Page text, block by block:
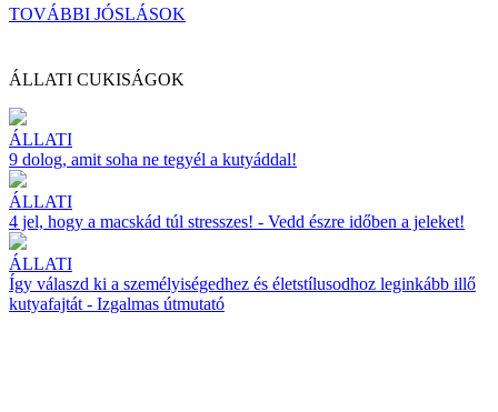
TOVÁBBI JÓSLÁSOK
ÁLLATI CUKISÁGOK
ÁLLATI
9 dolog, amit soha ne tegyél a kutyáddal!
ÁLLATI
4 jel, hogy a macskád túl stresszes! - Vedd észre időben a jeleket!
ÁLLATI
Így válaszd ki a személyiségedhez és életstílusodhoz leginkább illő
kutyafajtát - Izgalmas útmutató